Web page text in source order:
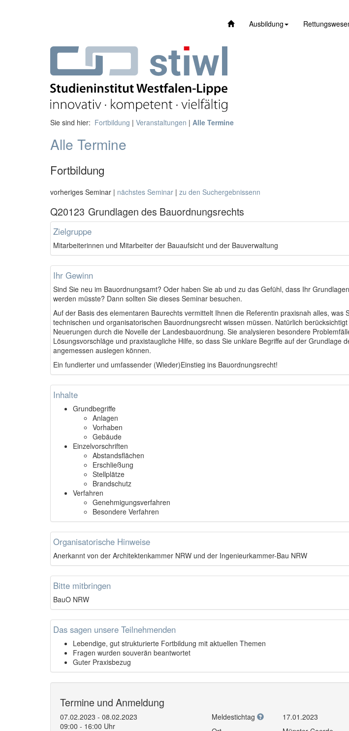
Ausbildung
Sie sind hier: Fortbildung | Veranstaltungen | Alle Termine
Alle Termine
Fortbildung
vorheriges Seminar | nächstes Seminar | zu den Suchergebnissenn
Q20123 Grundlagen des Bauordnungsrechts
Zielgruppe
Mitarbeiterinnen und Mitarbeiter der Bauaufsicht und der Bauverwaltung
Ihr Gewinn
Sind Sie neu im Bauordnungsamt? Oder haben Sie ab und zu das Gefühl, dass Ihr
werden müsste? Dann sollten Sie dieses Seminar besuchen.
Auf der Basis des elementaren Baurechts vermittelt Ihnen die Referentin praxisnah alles, was
technischen und organisatorischen Bauordnungsrecht wissen müssen. Natürlich
Neuerungen durch die Novelle der Landesbauordnung. Sie analysieren besondere
Lösungsvorschläge und praxistaugliche Hilfe, so dass Sie unklare Be­griffe auf der Grundlage
angemessen auslegen können.
Ein fundierter und umfassender (Wieder)Einstieg ins Bauordnungsrecht!
Inhalte
Grundbegriffe
Anlagen
Vorhaben
Gebäude
Einzelvorschriften
Abstandsflächen
Erschließung
Stellplätze
Brandschutz
Verfahren
Genehmigungsverfahren
Besondere Verfahren
Organisatorische Hinweise
Anerkannt von der Architektenkammer NRW und der Ingenieurkammer-Bau NRW
Bitte mitbringen
BauO NRW
Das sagen unsere Teilnehmenden
Lebendige, gut strukturierte Fortbildung mit aktuellen Themen
Fragen wurden souverän beantwortet
Guter Praxisbezug
Termine und Anmeldung
07.02.2023 - 08.02.2023
09:00 - 16:00 Uhr
Meldestichtag
17.01.2023